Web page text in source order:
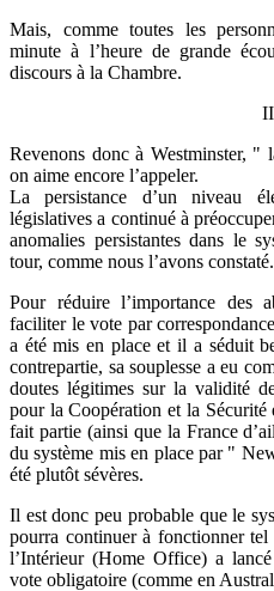
Mais, comme toutes les
minute à l’heure de grande
discours à la Chambre.
II
Revenons donc à Westminster, "
on aime encore l’appeler.
La persistance d’un niveau
législatives a continué à
anomalies persistantes dans le
tour, comme nous l’avons constaté.
Pour réduire l’importance des
faciliter le vote par
a été mis en place et il a séduit
contrepartie, sa souplesse a eu
doutes légitimes sur la validité
pour la Coopération et la
fait partie (ainsi que la France
du système mis en place par "
été plutôt sévères.
Il est donc peu probable que le
pourra continuer à fonctionner
l’Intérieur (Home Office) a
vote obligatoire (comme en